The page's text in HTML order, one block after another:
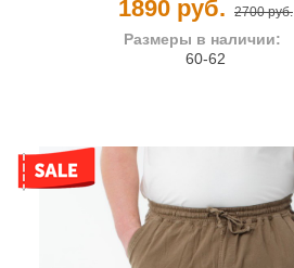
1890 руб. 2700 руб.
Размеры в наличии:
60-62